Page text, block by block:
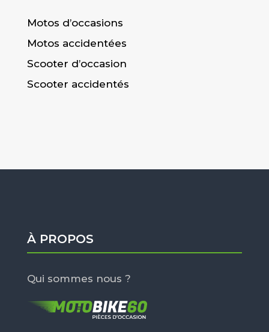
Motos d’occasions
Motos accidentées
Scooter d’occasion
Scooter accidentés
À PROPOS
Qui sommes nous ?